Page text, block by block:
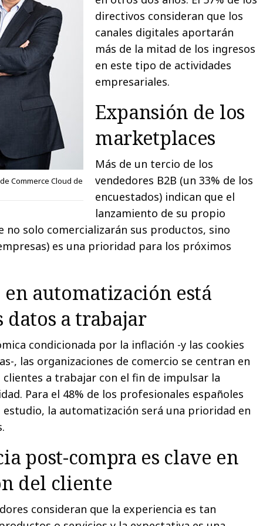
Commerce Cloud de
directivos consideran que los
canales digitales aportarán
más de la mitad de los ingresos
en este tipo de actividades
empresariales.
Expansión de los
marketplaces
Más de un tercio de los
vendedores B2B (un 33% de los
encuestados) indican que el
lanzamiento de su propio
no solo comercializarán sus productos, sino
es una prioridad para los próximos
automatización está
a trabajar
condicionada por la inflación -y las cookies
, las organizaciones de comercio se centran en
a trabajar con el fin de impulsar la
Para el 48% de los profesionales españoles
la automatización será una prioridad en
post-compra es clave en
del cliente
consideran que la experiencia es tan